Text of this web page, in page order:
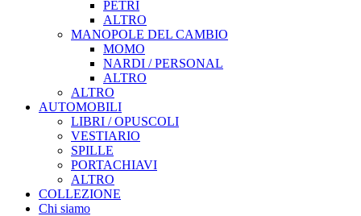
PETRI
ALTRO
MANOPOLE DEL CAMBIO
MOMO
NARDI / PERSONAL
ALTRO
ALTRO
AUTOMOBILI
LIBRI / OPUSCOLI
VESTIARIO
SPILLE
PORTACHIAVI
ALTRO
COLLEZIONE
Chi siamo